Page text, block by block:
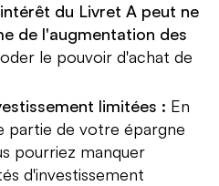
du Livret A peut ne
de l'augmentation des
le pouvoir d'achat de
limitées : En
partie de votre épargne
pourriez manquer
d'investissement